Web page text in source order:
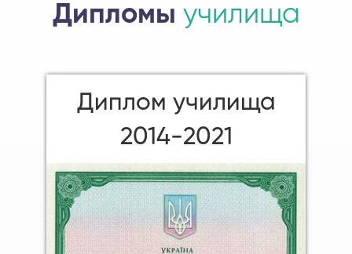
Дипломы училища
Диплом училища
2014-2021